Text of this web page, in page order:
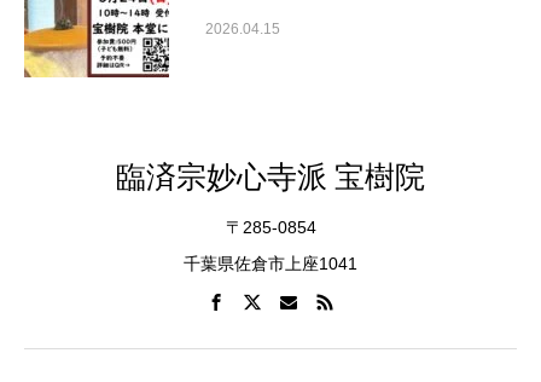
2026.04.15
臨済宗妙心寺派 宝樹院
〒285-0854
千葉県佐倉市上座1041